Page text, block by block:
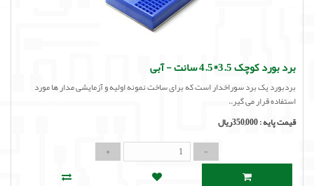
برد بورد کوچک 3.5*4.5 سانت - آبی
بردبورد یک برد سوراخدار است که برای ساخت نمونه اولیه و آزمایشی مدار ها مورد
استفاده قرار می گیر..
قیمت پایه :350,000ریال